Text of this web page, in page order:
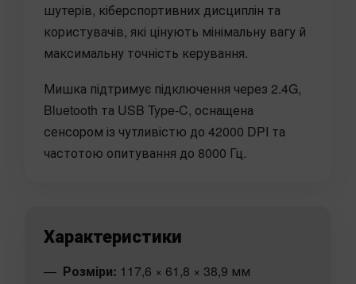
шутерів, кіберспортивних дисциплін та
користувачів, які цінують мінімальну вагу й
максимальну точність керування.
Мишка підтримує підключення через 2.4G,
Bluetooth та USB Type-C, оснащена
сенсором із чутливістю до 42000 DPI та
частотою опитування до 8000 Гц.
Характеристики
Розміри: 117,6 × 61,8 × 38,9 мм